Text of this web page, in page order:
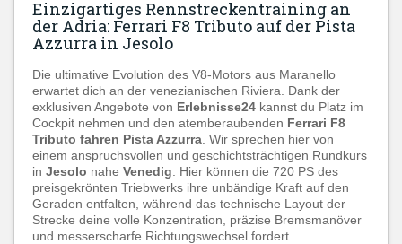
Einzigartiges Rennstreckentraining an
der Adria: Ferrari F8 Tributo auf der Pista
Azzurra in Jesolo
Die ultimative Evolution des V8-Motors aus Maranello
erwartet dich an der venezianischen Riviera. Dank der
exklusiven Angebote von Erlebnisse24 kannst du Platz im
Cockpit nehmen und den atemberaubenden Ferrari F8
Tributo fahren Pista Azzurra . Wir sprechen hier von
einem anspruchsvollen und geschichtsträchtigen Rundkurs
in Jesolo nahe Venedig . Hier können die 720 PS des
preisgekrönten Triebwerks ihre unbändige Kraft auf den
Geraden entfalten, während das technische Layout der
Strecke deine volle Konzentration, präzise Bremsmanöver
und messerscharfe Richtungswechsel fordert.